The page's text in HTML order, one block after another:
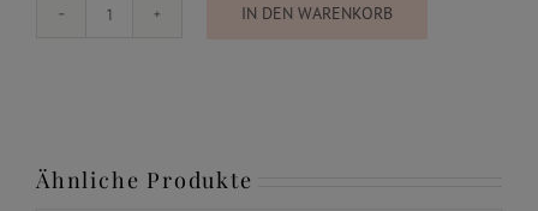
Rössler
IN DEN WARENKORB
Ähnliche Produkte